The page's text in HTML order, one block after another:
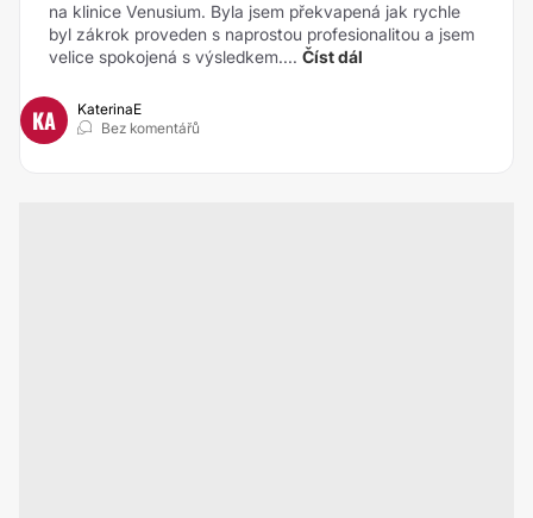
na klinice Venusium. Byla jsem překvapená jak rychle
byl zákrok proveden s naprostou profesionalitou a jsem
velice spokojená s výsledkem.... Číst dál
KA
KaterinaE
Bez komentářů